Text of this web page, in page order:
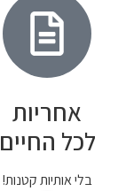
אחריות
לכל החיים
בלי אותיות קטנות!